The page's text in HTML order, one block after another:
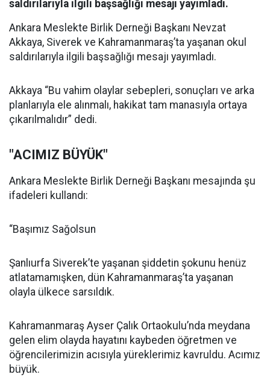
saldırılarıyla ilgili başsağlığı mesajı yayımladı.
Ankara Meslekte Birlik Derneği Başkanı Nevzat
Akkaya, Siverek ve Kahramanmaraş’ta yaşanan okul
saldırılarıyla ilgili başsağlığı mesajı yayımladı.
Akkaya “Bu vahim olaylar sebepleri, sonuçları ve arka
planlarıyla ele alınmalı, hakikat tam manasıyla ortaya
çıkarılmalıdır” dedi.
"ACIMIZ BÜYÜK"
Ankara Meslekte Birlik Derneği Başkanı mesajında şu
ifadeleri kullandı:
“Başımız Sağolsun
Şanlıurfa Siverek’te yaşanan şiddetin şokunu henüz
atlatamamışken, dün Kahramanmaraş’ta yaşanan
olayla ülkece sarsıldık.
Kahramanmaraş Ayser Çalık Ortaokulu’nda meydana
gelen elim olayda hayatını kaybeden öğretmen ve
öğrencilerimizin acısıyla yüreklerimiz kavruldu. Acımız
büyük.